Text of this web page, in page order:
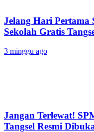
Jelang Hari Pertama
Sekolah Gratis
3 minggu ago
Jangan Terlewat!
Tangsel Resmi